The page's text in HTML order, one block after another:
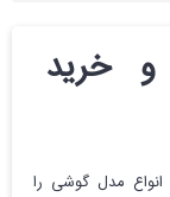
خرید
مدل گوشی‌ را